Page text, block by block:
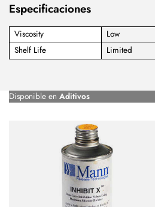
Especificaciones
Viscosity
Low
Shelf Life
Limited
Disponible en Aditivos